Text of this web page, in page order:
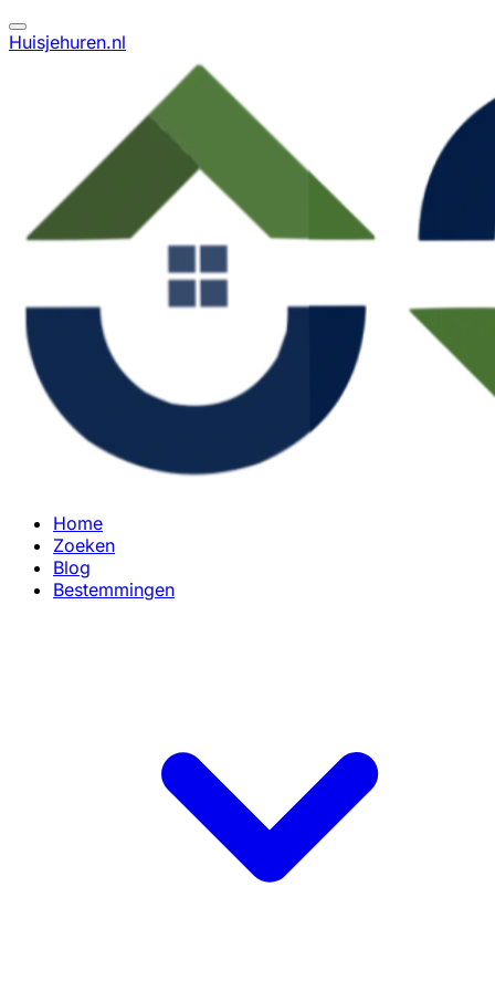
Huisjehuren.nl
Home
Zoeken
Blog
Bestemmingen